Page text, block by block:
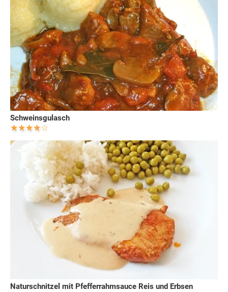
Schweinsgulasch
Naturschnitzel mit Pfefferrahmsauce Reis und Erbsen